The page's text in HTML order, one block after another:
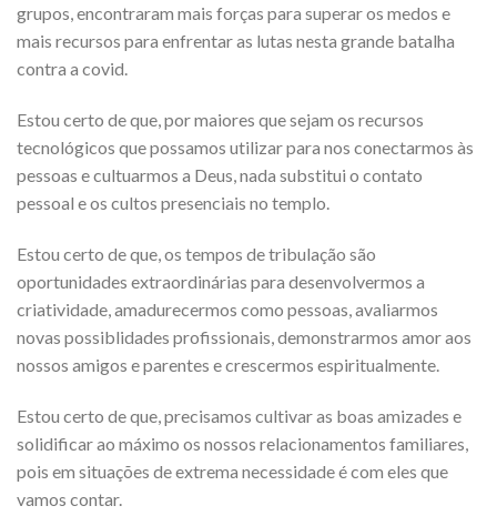
grupos, encontraram mais forças para superar os medos e
mais recursos para enfrentar as lutas nesta grande batalha
contra a covid.
Estou certo de que, por maiores que sejam os recursos
tecnológicos que possamos utilizar para nos conectarmos às
pessoas e cultuarmos a Deus, nada substitui o contato
pessoal e os cultos presenciais no templo.
Estou certo de que, os tempos de tribulação são
oportunidades extraordinárias para desenvolvermos a
criatividade, amadurecermos como pessoas, avaliarmos
novas possiblidades profissionais, demonstrarmos amor aos
nossos amigos e parentes e crescermos espiritualmente.
Estou certo de que, precisamos cultivar as boas amizades e
solidificar ao máximo os nossos relacionamentos familiares,
pois em situações de extrema necessidade é com eles que
vamos contar.